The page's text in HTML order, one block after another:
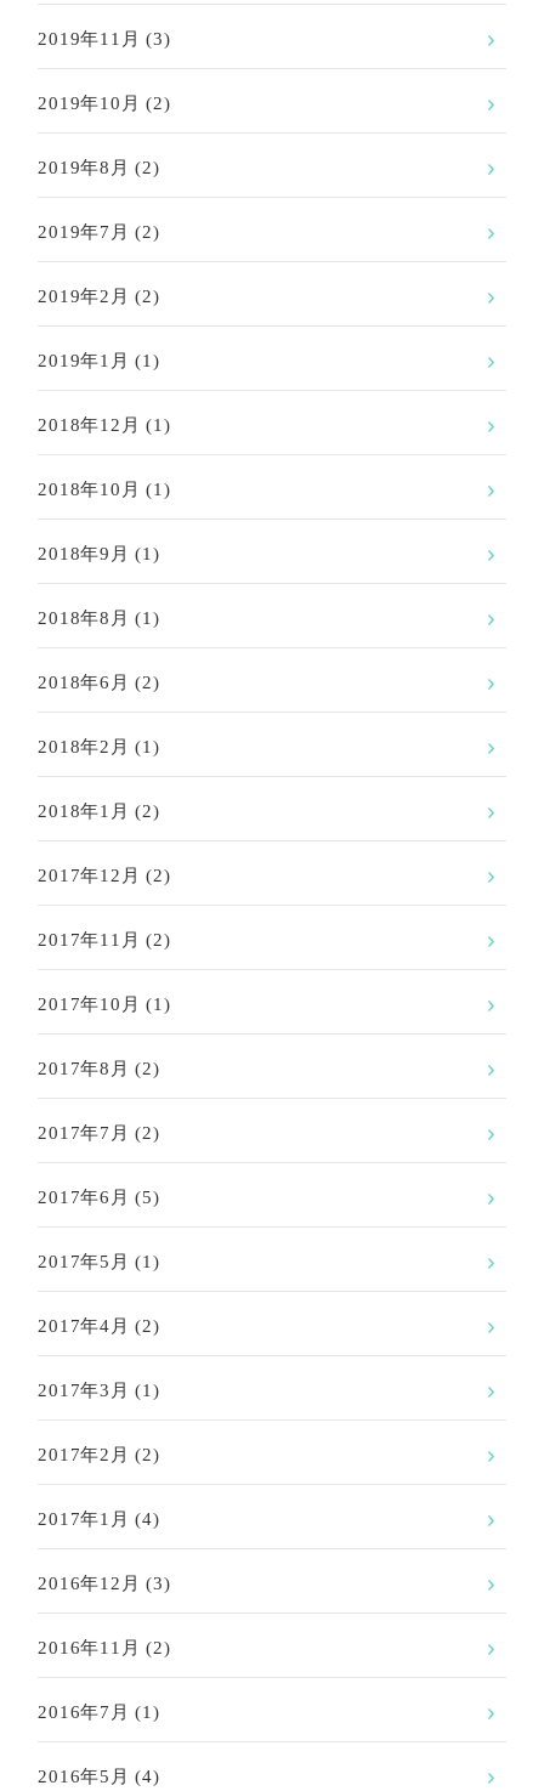
2019年11月 (3)
2019年10月 (2)
2019年8月 (2)
2019年7月 (2)
2019年2月 (2)
2019年1月 (1)
2018年12月 (1)
2018年10月 (1)
2018年9月 (1)
2018年8月 (1)
2018年6月 (2)
2018年2月 (1)
2018年1月 (2)
2017年12月 (2)
2017年11月 (2)
2017年10月 (1)
2017年8月 (2)
2017年7月 (2)
2017年6月 (5)
2017年5月 (1)
2017年4月 (2)
2017年3月 (1)
2017年2月 (2)
2017年1月 (4)
2016年12月 (3)
2016年11月 (2)
2016年7月 (1)
2016年5月 (4)